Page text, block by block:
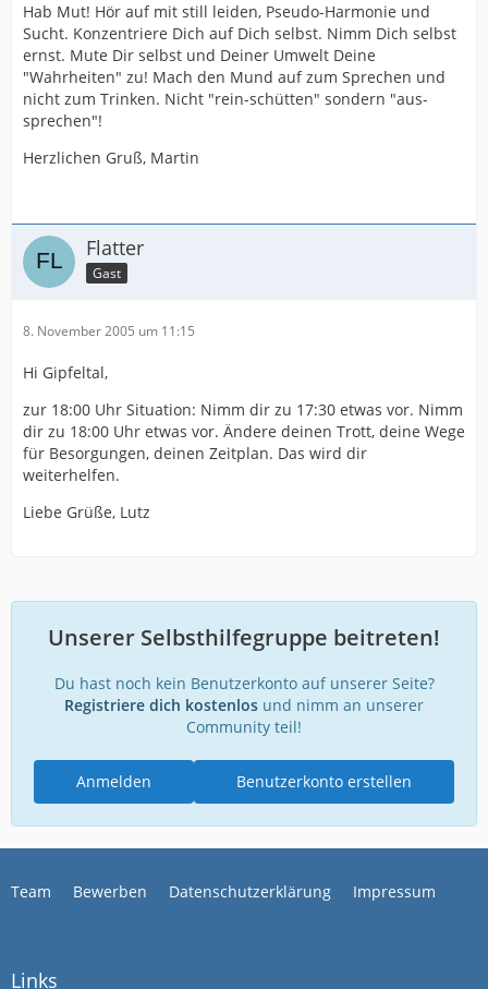
Hab Mut! Hör auf mit still leiden, Pseudo-Harmonie und
Sucht. Konzentriere Dich auf Dich selbst. Nimm Dich selbst
ernst. Mute Dir selbst und Deiner Umwelt Deine
"Wahrheiten" zu! Mach den Mund auf zum Sprechen und
nicht zum Trinken. Nicht "rein-schütten" sondern "aus-
sprechen"!
Herzlichen Gruß, Martin
Flatter
Gast
8. November 2005 um 11:15
Hi Gipfeltal,
zur 18:00 Uhr Situation: Nimm dir zu 17:30 etwas vor. Nimm
dir zu 18:00 Uhr etwas vor. Ändere deinen Trott, deine Wege
für Besorgungen, deinen Zeitplan. Das wird dir
weiterhelfen.
Liebe Grüße, Lutz
Unserer Selbsthilfegruppe beitreten!
Du hast noch kein Benutzerkonto auf unserer Seite?
Registriere dich kostenlos und nimm an unserer
Community teil!
Benutzerkonto erstellen
Anmelden
Team Bewerben Datenschutzerklärung Impressum
Links